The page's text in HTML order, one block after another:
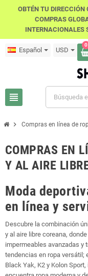
OBTÉN TU DIRECCIÓN
COMPRAS
INTERNACIONALES
Español USD
0
view_headline
chevron_right Compras en línea de
COMPRAS EN
Y AL AIRE
Moda
en línea y
Descubre la combinación
y al aire libre coreana,
impermeables avanzadas y
tendencias en ropa versátil;
Black Yak, K2 y Kolon